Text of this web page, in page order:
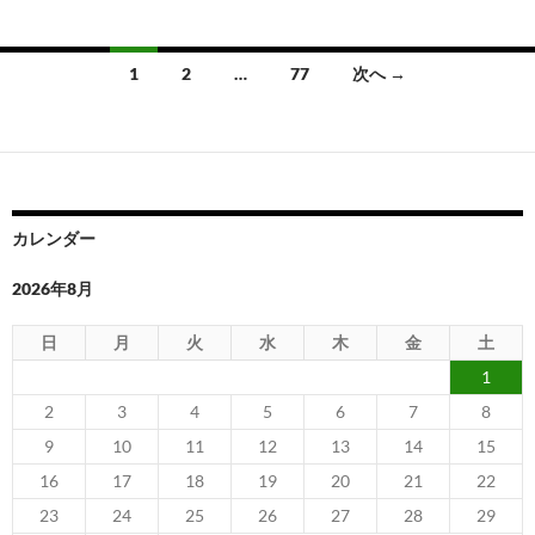
ナ
ゲ
ー
シ
ョ
ン
1 2 … 77 次へ →
カレンダー
2026年8月
日 月 火 水 木 金
土
1
2
3 4 5 6 7
8
9
10 11 12 13 14
15
16
17 18 19 20 21
22
23
24 25 26 27 28
29